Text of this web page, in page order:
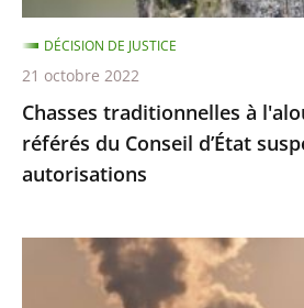
du
Conseil
d’État
suspend
les
nouvelles
Chasses traditionnelles à
référés du Conseil d’État
autorisations
DÉCISION DE JUSTICE
21 octobre 2022
Pollution